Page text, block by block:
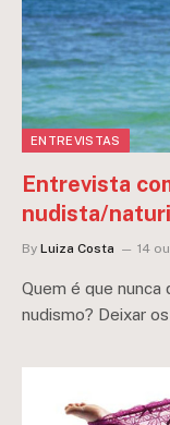
ENTREVISTAS
Entrevista
nudista/
By Luiza Costa 14
Quem é que nunca
nudismo? Deixar